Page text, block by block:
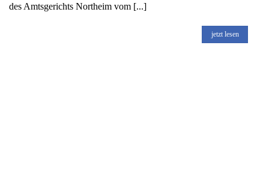
des Amtsgerichts Northeim vom [...]
jetzt lesen